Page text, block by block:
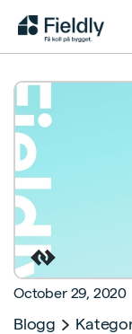
October 29, 2020
Blogg